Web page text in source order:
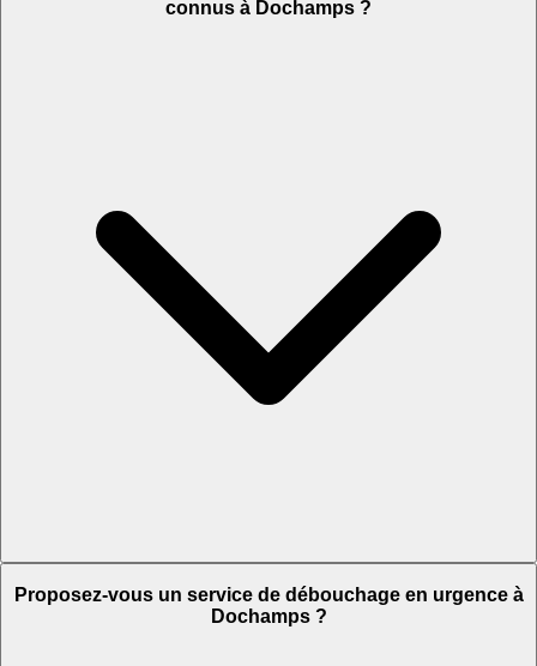
connus à Dochamps ?
Proposez-vous un service de débouchage en urgence à
Dochamps ?